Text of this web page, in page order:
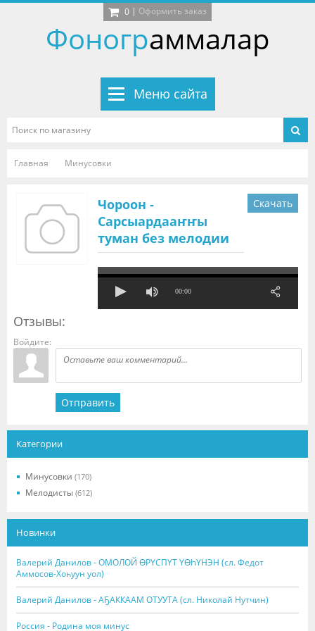
0 | Оформить заказ
Фонограммалар
Меню сайта
Главная Минусовки
Чороон -
Сарсыардааҥҥы
туман без мелодии
Скачать
00:00
Отзывы:
Войдите:
Отправить
Категории
Минусовки (170)
Мелодисты (612)
Новинки
Валерий Данилов - ОМОЛОЙ ӨРҮСПҮТ ҮӨҺҮНЭН (сл. Федот
Аммосов-Хоһуун уол)
Валерий Данилов - АҔАККААМ ОТУУТА (сл. Николай Нутчин)
Россия - Родина моя минус